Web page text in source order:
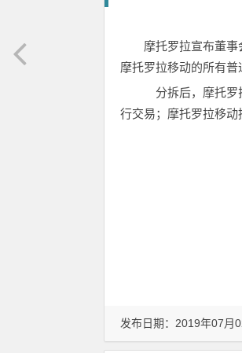
摩托罗拉宣布董
摩托罗拉移动的所有普
分拆后，摩托罗
行交易；摩托罗拉移动
发布日期：2019年07月